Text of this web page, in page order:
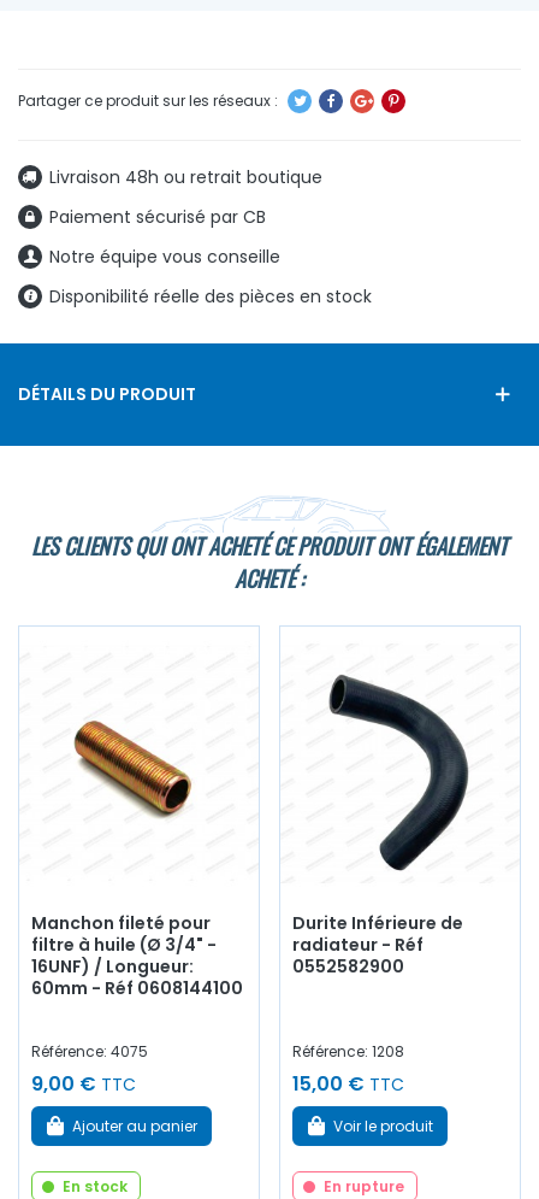
Livraison 48h ou retrait boutique
Paiement sécurisé par CB
Notre équipe vous conseille
Disponibilité réelle des pièces en stock
DÉTAILS DU PRODUIT
LES CLIENTS QUI ONT ACHETÉ CE PRODUIT ONT ÉGALEMENT
ACHETÉ :
Manchon fileté pour
filtre à huile (Ø 3/4" -
16UNF) / Longueur:
60mm - Réf 0608144100
Référence: 4075
9,00 € TTC
Ajouter au panier
En stock
Durite Inférieure de
radiateur - Réf
0552582900
Référence: 1208
15,00 € TTC
Voir le produit
En rupture